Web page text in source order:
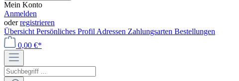
Mein Konto
Anmelden
oderregistrieren
Übersicht Persönliches Profil Adressen Zahlungsarten Bestellungen
0,00 €*